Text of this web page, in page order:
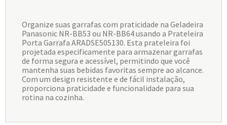
Organize suas garrafas com praticidade na Geladeira
Panasonic NR-BB53 ou NR-BB64 usando a Prateleira
Porta Garrafa ARADSE505130. Esta prateleira foi
projetada especificamente para armazenar garrafas
de forma segura e acessível, permitindo que você
mantenha suas bebidas favoritas sempre ao alcance.
Com um design resistente e de fácil instalação,
proporciona praticidade e funcionalidade para sua
rotina na cozinha.